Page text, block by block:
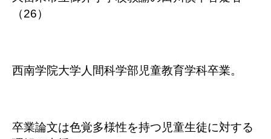
（26）
西南学院大学人間科学部児童教育学科卒業。
卒業論文は色覚多様性を持つ児童生徒に対する